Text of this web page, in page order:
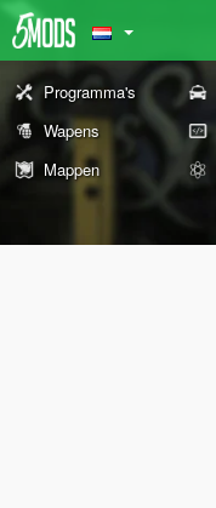
Programma's
Wapens
Mappen